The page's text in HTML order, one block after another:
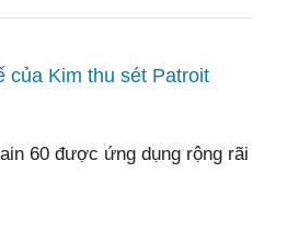
của Kim thu sét Patroit
60 được ứng dụng rộng rãi